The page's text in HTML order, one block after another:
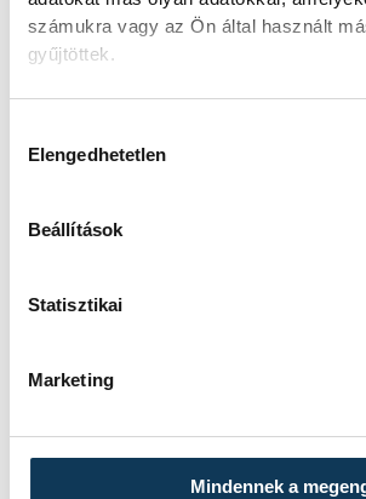
számukra vagy az Ön által használt
gyűjtöttek.
Elengedhetetlen
Beállítások
Statisztikai
Marketing
Mindennek a
Betlehem Dávid:
amit csinálok
Betlehem Dávid azt
érzi magát, a sikere
bronzérmes nyíltvízi úszó
első aranyérmét szerezte
megnyerte a kieséses
Betlehem Dávid
bajnok a 3 km-es
versenyben!